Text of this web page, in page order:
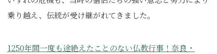
乗り越え、伝統が受け継がれてきました。
1250年間一度も途絶えたことのない仏教行事！奈良・